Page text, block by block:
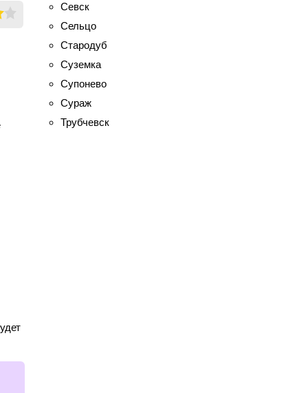
Севск
Сельцо
Стародуб
Суземка
Супонево
Сураж
Трубчевск